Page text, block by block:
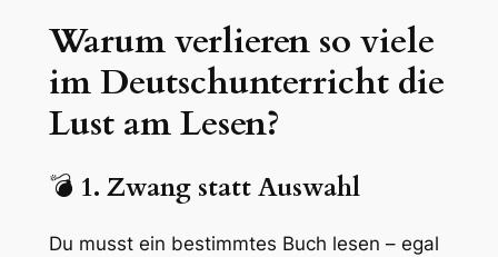
Warum verlieren so viele
im Deutschunterricht die
Lust am Lesen?
💣 1. Zwang statt Auswahl
Du musstein bestimmtes Buch lesen – egal